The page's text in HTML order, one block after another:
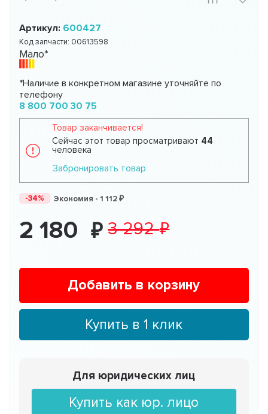
Артикул: 600427
Код запчасти: 00613598
Мало*
*Наличие в конкретном магазине уточняйте по
телефону
8 800 700 30 75
Товар заканчивается!
Сейчас этот товар просматривают 44
человека
Забронировать товар
-34% Экономия -1 112
2 180 3 292
Добавить в корзину
Купить в 1 клик
Для юридических лиц
Купить как юр. лицо